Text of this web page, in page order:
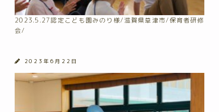
2023.5.27認定こども園みのり様/滋賀県草津市/保育者研修
会/
2023年6月22日